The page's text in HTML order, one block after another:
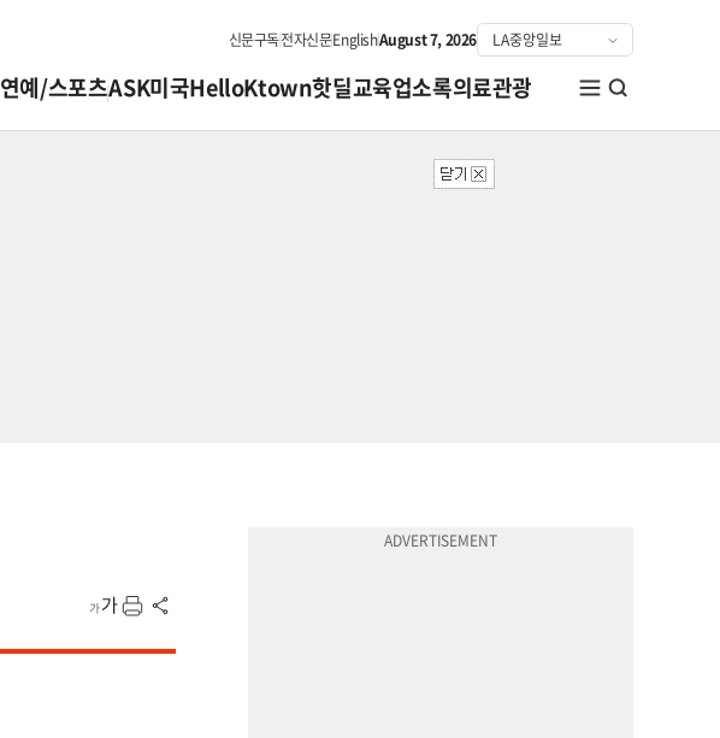
신문구독전자신문EnglishAugust 7, 2026
연예/스포츠ASK미국HelloKtown핫딜교육업소록의료관광